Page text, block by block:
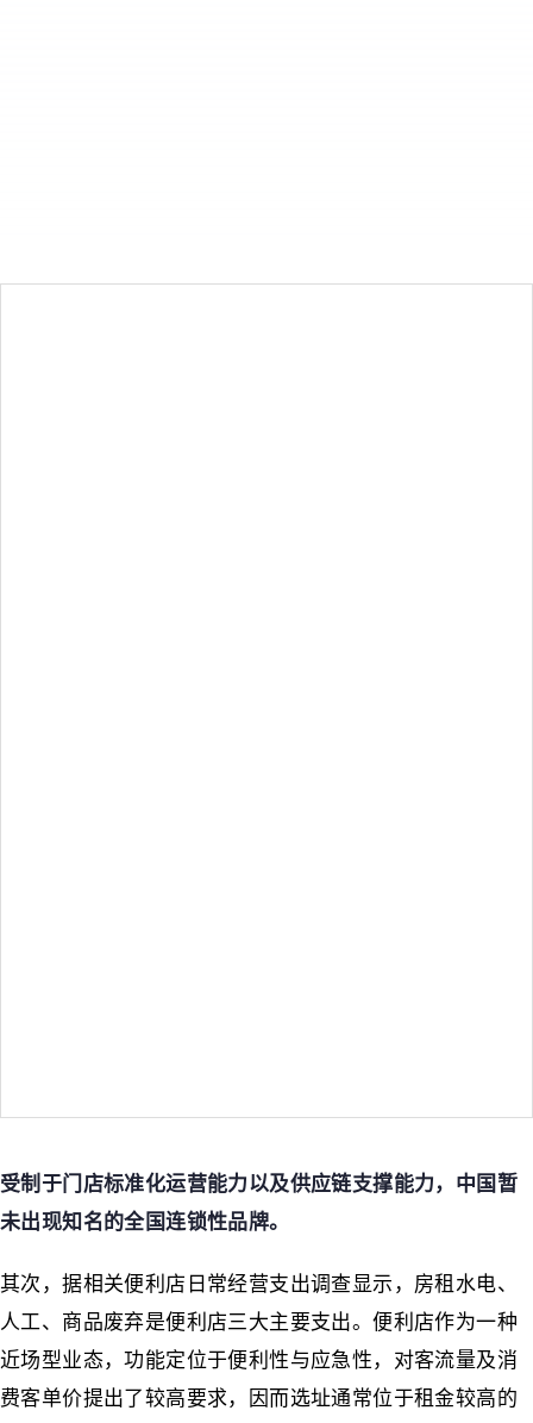
受制于门店标准化运营能力以及供应链支撑能力，中国暂
未出现知名的全国连锁性品牌。
其次，据相关便利店日常经营支出调查显示，房租水电、
人工、商品废弃是便利店三大主要支出。便利店作为一种
近场型业态，功能定位于便利性与应急性，对客流量及消
费客单价提出了较高要求，因而选址通常位于租金较高的